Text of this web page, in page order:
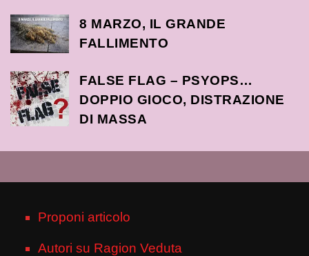
8 MARZO, IL GRANDE
FALLIMENTO
FALSE FLAG – PSYOPS…
DOPPIO GIOCO, DISTRAZIONE
DI MASSA
Proponi articolo
Autori su Ragion Veduta